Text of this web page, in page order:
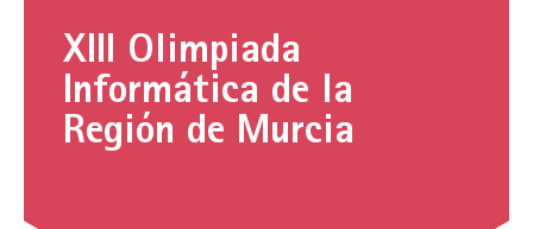
XIII Olimpiada
Informática de la
Región de Murcia